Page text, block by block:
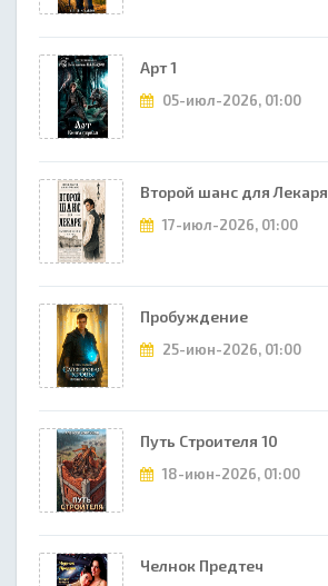
Арт 1
05-июл-2026, 01:00
Второй шанс для Лекаря
17-июл-2026, 01:00
Пробуждение
25-июн-2026, 01:00
Путь Строителя 10
18-июн-2026, 01:00
Челнок Предтеч